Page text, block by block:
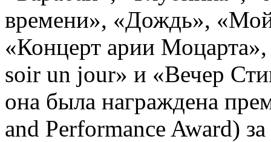
времени», «Дождь»,
«Концерт арии
soir un jour» и «Вечер
она была награждена
and Performance Award)